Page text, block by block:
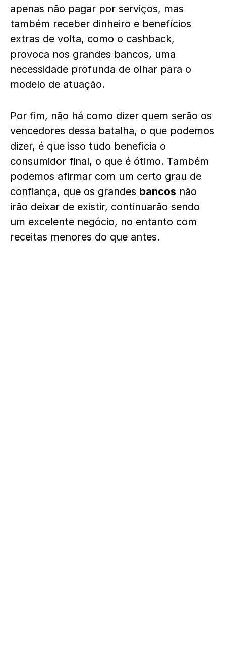
apenas não pagar por serviços, mas
também receber dinheiro e benefícios
extras de volta, como o cashback,
provoca nos grandes bancos, uma
necessidade profunda de olhar para o
modelo de atuação.
Por fim, não há como dizer quem serão os
vencedores dessa batalha, o que podemos
dizer, é que isso tudo beneficia o
consumidor final, o que é ótimo. Também
podemos afirmar com um certo grau de
confiança, que os grandes bancos não
irão deixar de existir, continuarão sendo
um excelente negócio, no entanto com
receitas menores do que antes.